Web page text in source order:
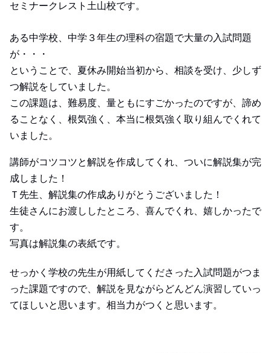
セミナークレスト土山校です。
ある中学校、中学３年生の理科の宿題で大量の入試問題
が・・・
ということで、夏休み開始当初から、相談を受け、少しず
つ解説をしていました。
この課題は、難易度、量ともにすごかったのですが、諦め
ることなく、根気強く、本当に根気強く取り組んでくれて
いました。
講師がコツコツと解説を作成してくれ、ついに解説集が完
成しました！
Ｔ先生、解説集の作成ありがとうございました！
生徒さんにお渡ししたところ、喜んでくれ、嬉しかったで
す。
写真は解説集の表紙です。
せっかく学校の先生が用紙してくださった入試問題がつま
った課題ですので、解説を見ながらどんどん演習していっ
てほしいと思います。相当力がつくと思います。